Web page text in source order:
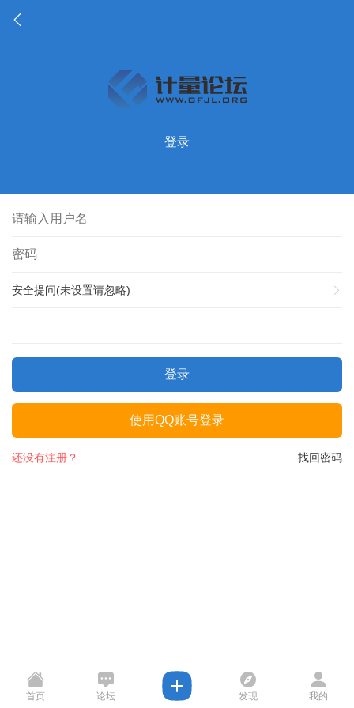
登录
安全提问(未设置请忽略)
登录
使用QQ账号登录
找回密码
还没有注册？
首页 论坛 发现 我的